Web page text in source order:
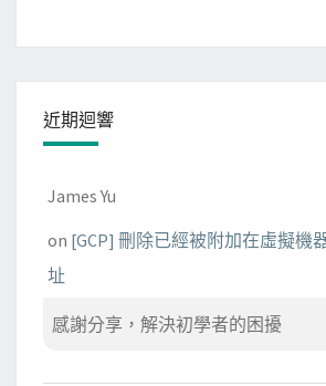
近期迴響
James Yu
on [GCP] 刪除已經被附加在虛擬機
址
感謝分享，解決初學者的困擾